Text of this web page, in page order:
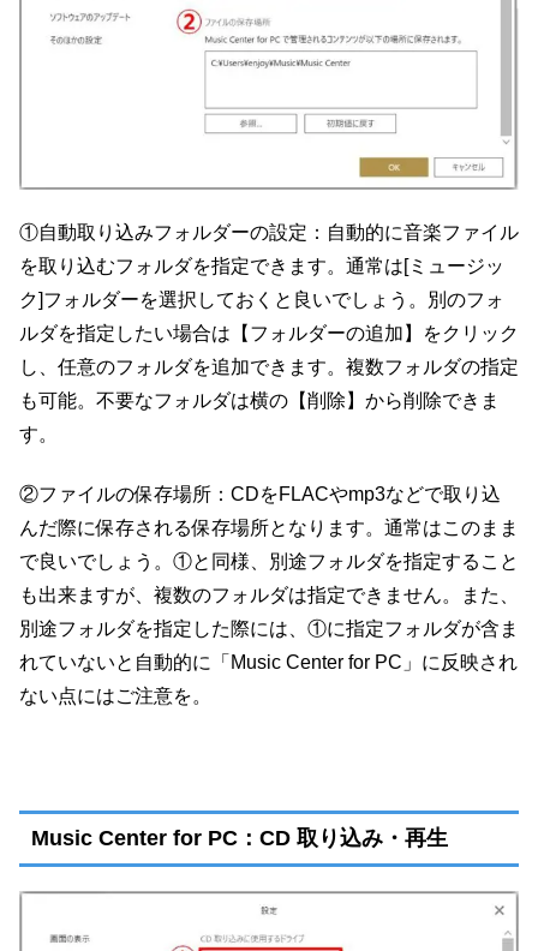
①自動取り込みフォルダーの設定：自動的に音楽ファイル
を取り込むフォルダを指定できます。通常は[ミュージッ
ク]フォルダーを選択しておくと良いでしょう。別のフォ
ルダを指定したい場合は【フォルダーの追加】をクリック
し、任意のフォルダを追加できます。複数フォルダの指定
も可能。不要なフォルダは横の【削除】から削除できま
す。
②ファイルの保存場所：CDをFLACやmp3などで取り込
んだ際に保存される保存場所となります。通常はこのまま
で良いでしょう。①と同様、別途フォルダを指定すること
も出来ますが、複数のフォルダは指定できません。また、
別途フォルダを指定した際には、①に指定フォルダが含ま
れていないと自動的に「Music Center for PC」に反映され
ない点にはご注意を。
Music Center for PC：CD 取り込み・再生